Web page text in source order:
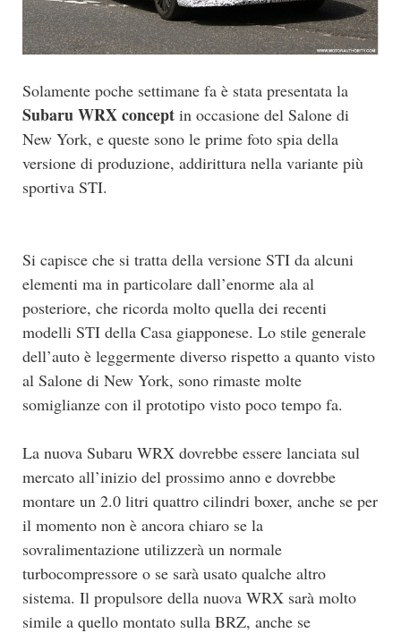
Solamente poche settimane fa è stata presentata la
Subaru WRX concept in occasione del Salone di
New York, e queste sono le prime foto spia della
versione di produzione, addirittura nella variante più
sportiva STI.
Si capisce che si tratta della versione STI da alcuni
elementi ma in particolare dall’enorme ala al
posteriore, che ricorda molto quella dei recenti
modelli STI della Casa giapponese. Lo stile generale
dell’auto è leggermente diverso rispetto a quanto visto
al Salone di New York, sono rimaste molte
somiglianze con il prototipo visto poco tempo fa.
La nuova Subaru WRX dovrebbe essere lanciata sul
mercato all’inizio del prossimo anno e dovrebbe
montare un 2.0 litri quattro cilindri boxer, anche se per
il momento non è ancora chiaro se la
sovralimentazione utilizzerà un normale
turbocompressore o se sarà usato qualche altro
sistema. Il propulsore della nuova WRX sarà molto
simile a quello montato sulla BRZ, anche se